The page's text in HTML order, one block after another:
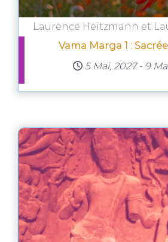
Laurence Heitzmann et
Vama Marga 1 :
5 Mai, 2027 - 9